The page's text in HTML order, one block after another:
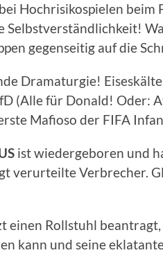
Hochrisikospielen beim
Selbstverständlichkeit!
gegenseitig auf die
Dramaturgie!
(Alle für Donald! Oder:
Mafioso der FIFA
ist wiedergeboren und
verurteilte Verbrecher.
einen Rollstuhl
kann und seine